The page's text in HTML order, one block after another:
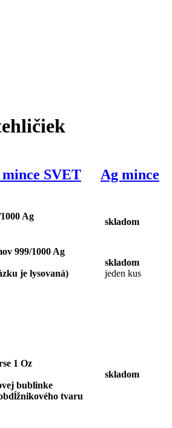
SVET Ag mince
Ag
skladom
999/1000 Ag
je lysovaná)
skladom
jeden kus
1 Oz
bublinke
tvaru
skladom